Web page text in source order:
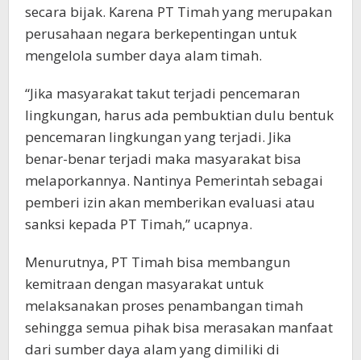
secara bijak. Karena PT Timah yang merupakan
perusahaan negara berkepentingan untuk
mengelola sumber daya alam timah.
“Jika masyarakat takut terjadi pencemaran
lingkungan, harus ada pembuktian dulu bentuk
pencemaran lingkungan yang terjadi. Jika
benar-benar terjadi maka masyarakat bisa
melaporkannya. Nantinya Pemerintah sebagai
pemberi izin akan memberikan evaluasi atau
sanksi kepada PT Timah,” ucapnya.
Menurutnya, PT Timah bisa membangun
kemitraan dengan masyarakat untuk
melaksanakan proses penambangan timah
sehingga semua pihak bisa merasakan manfaat
dari sumber daya alam yang dimiliki di